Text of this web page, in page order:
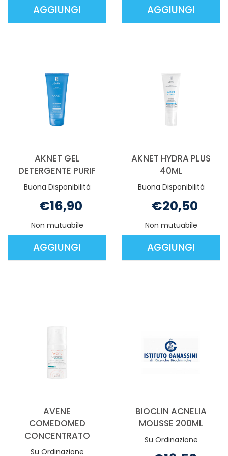
AGGIUNGIAGGIUNGI AKNET
CARRELLO
AGGIUNGIAGGIUNGI
AKNET GEL
DETERGENTE PURIF
Buona Disponibilità
€16,90
Non mutuabile
AGGIUNGIAGGIUNGI AKNET
AKNET HYDRA PLUS
40ML
Buona Disponibilità
€20,50
Non mutuabile
AGGIUNGIAGGIUNGI
AVENE
COMEDOMED
CONCENTRATO
Su Ordinazione
BIOCLIN ACNELIA
MOUSSE 200ML
Su Ordinazione